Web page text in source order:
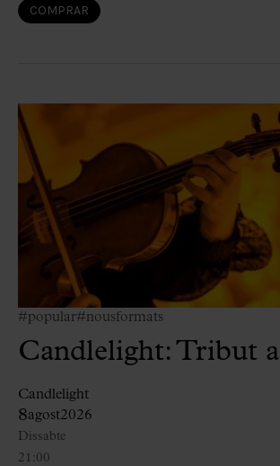
COMPRAR
#popular#nousformats
Candlelight: Tribut
Candlelight
8agost2026
21:00
Dissabte